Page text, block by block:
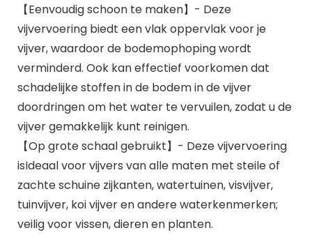
【Eenvoudig schoon te maken】- Deze
vijvervoering biedt een vlak oppervlak voor je
vijver, waardoor de bodemophoping wordt
verminderd. Ook kan effectief voorkomen dat
schadelijke stoffen in de bodem in de vijver
doordringen om het water te vervuilen, zodat u de
vijver gemakkelijk kunt reinigen.
【Op grote schaal gebruikt】- Deze vijvervoering
isIdeaal voor vijvers van alle maten met steile of
zachte schuine zijkanten, watertuinen, visvijver,
tuinvijver, koi vijver en andere waterkenmerken;
veilig voor vissen, dieren en planten.